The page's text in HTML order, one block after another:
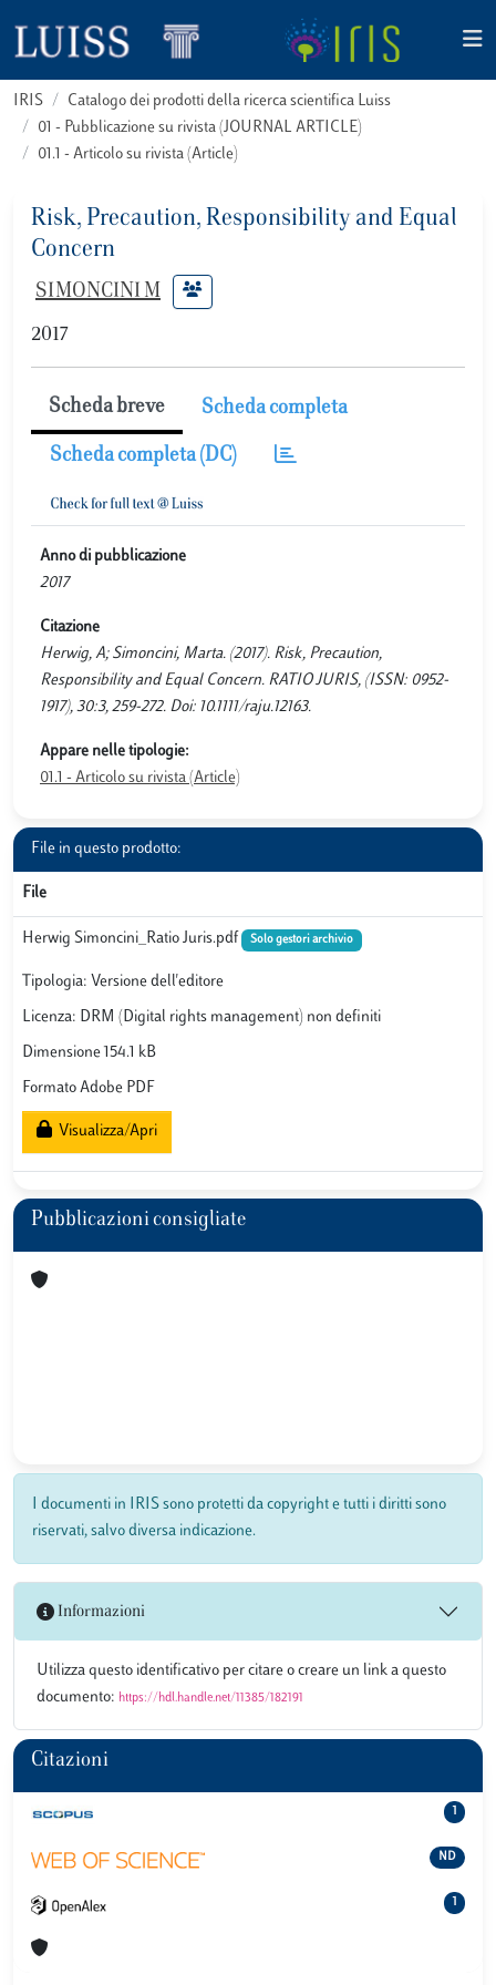
IRIS
Catalogo dei prodotti della ricerca scientifica Luiss
01 - Pubblicazione su rivista (JOURNAL ARTICLE)
01.1 - Articolo su rivista (Article)
Risk, Precaution, Responsibility and Equal
Concern
SIMONCINI M
2017
Scheda breve Scheda completa
Scheda completa (DC)
Anno di pubblicazione
2017
Citazione
Herwig, A; Simoncini, Marta. (2017). Risk, Precaution,
Responsibility and Equal Concern. RATIO JURIS, (ISSN: 0952-
1917), 30:3, 259-272. Doi: 10.1111/raju.12163.
Appare nelle tipologie:
01.1 - Articolo su rivista (Article)
File in questo prodotto:
File
Herwig Simoncini_Ratio Juris.pdf Solo gestori archivio
Tipologia: Versione dell'editore
Licenza: DRM (Digital rights management) non definiti
Dimensione 154.1 kB
Formato Adobe PDF
Visualizza/Apri
Pubblicazioni consigliate
I documenti in IRIS sono protetti da copyright e tutti i diritti sono
riservati, salvo diversa indicazione.
Informazioni
Utilizza questo identificativo per citare o creare un link a questo
documento: https://hdl.handle.net/11385/182191
Citazioni
1
ND
1